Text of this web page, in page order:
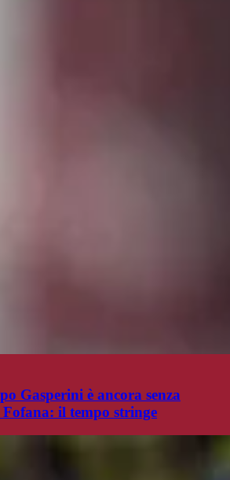
Gasperini è ancora senza
Fofana: il tempo stringe